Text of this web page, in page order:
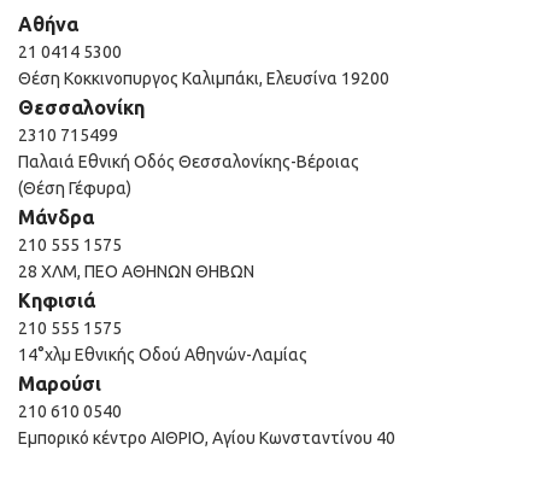
Αθήνα
21 0414 5300
Θέση Κοκκινοπυργος Καλιμπάκι, Ελευσίνα 19200
Θεσσαλονίκη
2310 715499
Παλαιά Εθνική Οδός Θεσσαλονίκης-Βέροιας
(Θέση Γέφυρα)
Μάνδρα
210 555 1575
28 ΧΛΜ, ΠΕΟ ΑΘΗΝΩΝ ΘΗΒΩΝ
Κηφισιά
210 555 1575
14°χλμ Εθνικής Οδού Αθηνών-Λαμίας
Μαρούσι
210 610 0540
Εμπορικό κέντρο ΑΙΘΡΙΟ, Αγίου Κωνσταντίνου 40